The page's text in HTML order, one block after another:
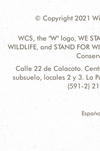
© Copyright 2021
WCS, the "W" logo, WE
WILDLIFE, and STAND FOR
Contact
Information
Address:
Calle 22 de Calacoto.
subsuelo, locales 2 y 3. La
(591-2)